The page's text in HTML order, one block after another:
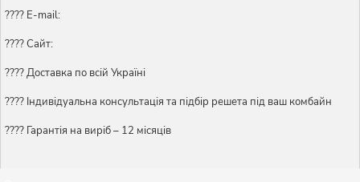
???? E-mail:
???? Сайт:
???? Доставка по всій Україні
????️ Індивідуальна консультація та підбір решета під ваш комбайн
???? Гарантія на виріб – 12 місяців